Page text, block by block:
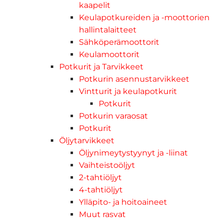
kaapelit
Keulapotkureiden ja -moottorien
hallintalaitteet
Sähköperämoottorit
Keulamoottorit
Potkurit ja Tarvikkeet
Potkurin asennustarvikkeet
Vintturit ja keulapotkurit
Potkurit
Potkurin varaosat
Potkurit
Öljytarvikkeet
Öljynimeytystyynyt ja -liinat
Vaihteistoöljyt
2-tahtiöljyt
4-tahtiöljyt
Ylläpito- ja hoitoaineet
Muut rasvat